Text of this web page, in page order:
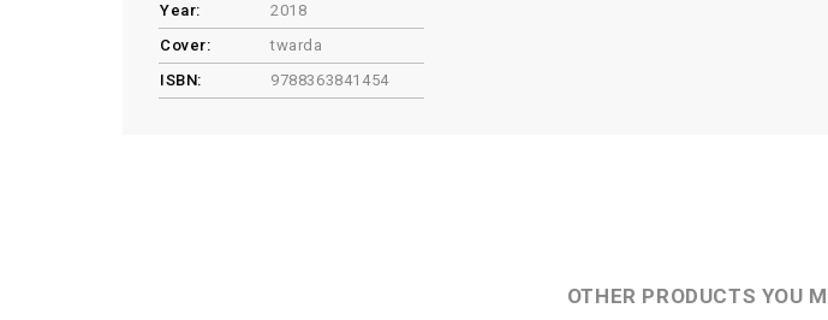
Year:
2018
Cover:
twarda
ISBN:
9788363841454
OTHER PRODUCTS YOU